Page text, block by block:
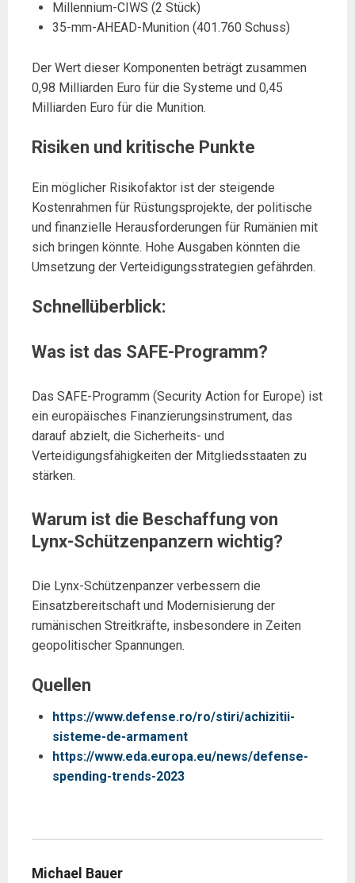
Millennium-CIWS (2 Stück)
35-mm-AHEAD-Munition (401.760 Schuss)
Der Wert dieser Komponenten beträgt zusammen
0,98 Milliarden Euro für die Systeme und 0,45
Milliarden Euro für die Munition.
Risiken und kritische Punkte
Ein möglicher Risikofaktor ist der steigende
Kostenrahmen für Rüstungsprojekte, der politische
und finanzielle Herausforderungen für Rumänien mit
sich bringen könnte. Hohe Ausgaben könnten die
Umsetzung der Verteidigungsstrategien gefährden.
Schnellüberblick:
Was ist das SAFE-Programm?
Das SAFE-Programm (Security Action for Europe) ist
ein europäisches Finanzierungsinstrument, das
darauf abzielt, die Sicherheits- und
Verteidigungsfähigkeiten der Mitgliedsstaaten zu
stärken.
Warum ist die Beschaffung von
Lynx-Schützenpanzern wichtig?
Die Lynx-Schützenpanzer verbessern die
Einsatzbereitschaft und Modernisierung der
rumänischen Streitkräfte, insbesondere in Zeiten
geopolitischer Spannungen.
Quellen
https://www.defense.ro/ro/stiri/achizitii-
sisteme-de-armament
https://www.eda.europa.eu/news/defense-
spending-trends-2023
Michael Bauer